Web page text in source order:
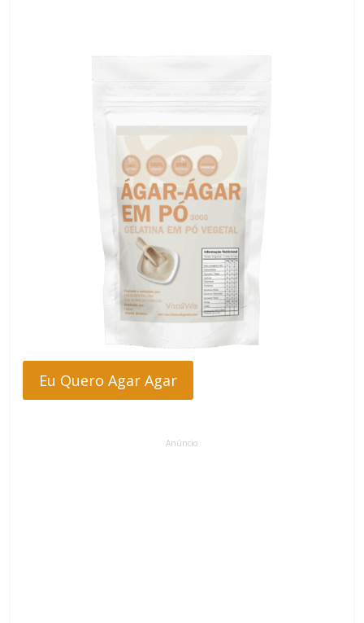
Eu Quero Agar Agar
Anúncio